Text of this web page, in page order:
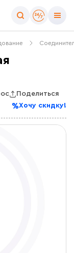
Поделиться
Хочу скидку!